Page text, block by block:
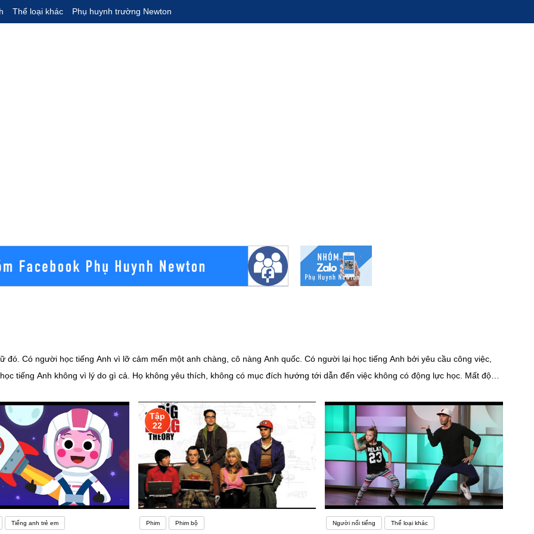
Thể loại khác Phụ huynh trường Newton
Có người học tiếng Anh vì lỡ cảm mến một anh chàng, cô nàng Anh quốc. Có người lại học tiếng Anh bởi yêu cầu công việc,
tiếng Anh không vì lý do gì cả. Họ không yêu thích, không có mục đích hướng tới dẫn đến việc không có động lực học. Mất động
độ của bản thân. Một môi trường rèn luyện tiếng Anh hoàn hảo là nơi để bạn giao tiếp và học tập những kiến thức mới. Nếu
bạn có thể lập một nhóm học tập. Điều này sẽ giúp ích rất nhiều cho việc học ngoại ngữ của bạn đó.Một số giáo viên chuyên
hướng tới việc khuyến khích các em thực hành nhiều hơn. Học sinh cần được luyện tập nghe – nói trong những phòng riêng biệt,
chỉ đem đến lớp chiếc máy cassette (tạm dịch là cát-sét) âm thanh chưa chuẩn, khiến học sinh khó nghe. Một khi cơ sở vật chất
trình độ của các em và có phương pháp dạy thích hợp.Nếu muốn theo học ngành ngôn ngữ Anh, bạn cần phải có năng khiếu,
mê và niềm yêu thích đối với tiếng Anh bạn có thể hoàn toàn theo đuổi đam mê đối với ngành ngôn ngữ Anh.– Để theo học môn
động, kỹ năng này không chỉ riêng đối với ngành ngôn ngữ Anh mà nó yêu cầu tất cả các bạn sinh viên thuộc chuyên ngành nào
Tiếng anh trẻ em
Tập
22
Phim Phim bộ Người nổi tiếng Thể loại khác